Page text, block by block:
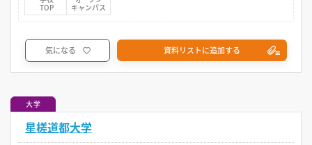
TOP
キャンパス
気になる 資料リストに追加する
大学
星槎道都大学